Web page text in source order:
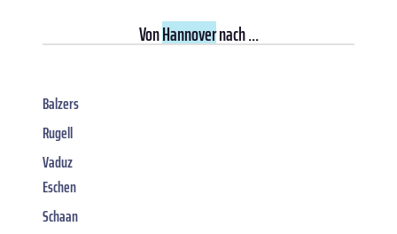
VonHannovernach ...
Balzers
Rugell
Vaduz
Eschen
Schaan